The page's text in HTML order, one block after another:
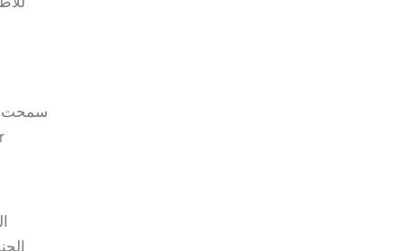
سمحت